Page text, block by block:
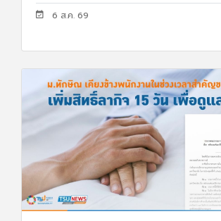
6 ส.ค. 69